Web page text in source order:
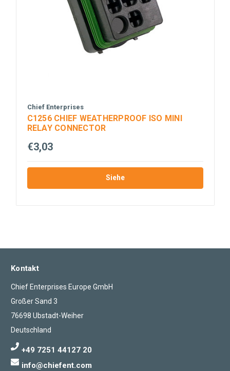
Chief Enterprises
C1256 CHIEF WEATHERPROOF ISO MINI
RELAY CONNECTOR
€3,03
Siehe
Kontakt
Chief Enterprises Europe GmbH
Großer Sand 3
76698 Ubstadt-Weiher
Deutschland
+49 7251 44127 20
info@chiefent.com